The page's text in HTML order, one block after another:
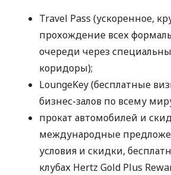
Travel Pass (ускоренное,
прохождение всех
очереди через
коридоры);
LoungeKey (бесплатные
бизнес-залов по всему
прокат автомобилей и
международные
условия и скидки,
клубах Hertz Gold Plus